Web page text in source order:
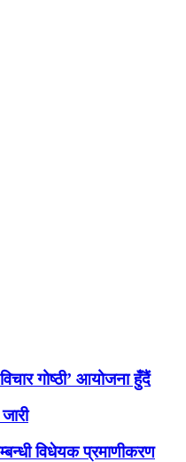
गोष्ठी’ आयोजना हुँदैं
विधेयक प्रमाणीकरण